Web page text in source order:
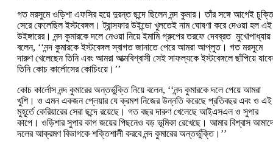
গত মরসুমে ওড়িশা এফসির হয়ে দুরন্ত ছন্দে ছিলেন নন্দ কুমার। তাঁর সঙ্গে আগেই চুক্তি
সেরে ফেলেছিল ইস্টবেঙ্গল। ট্রান্সফার উইন্ডো খুলতেই নাম ঘোষণা করে দেওয়া হল এই
উইঙ্গারের। নন্দ কুমারকে দলে নেওয়া নিয়ে ইমামি গ্রুপের তরফে দেবব্রত মুখোপাধ্যায়
বলেন, ‘‘নন্দ কুমারকে ইস্টবেঙ্গল স্বাগত জানাতে পেরে আমরা আপ্লুত। গত মরসুমে
দারুণ খেলেছেন তিনি এবং আমরা আত্মবিশ্বাসী সেই সাফল্যকে ইস্টবেঙ্গলে ছাঁপিয়ে
তিনি কোচ কার্লোসের কোচিংয়ে।’’
কোচ কার্লোস নন্দ কুমারের অন্তর্ভুক্তি নিয়ে বলেন, ‘‘নন্দ কুমারকে দলে পেয়ে আমরা
খুশি। ও এমন একজন প্লেয়ার যে ক্রমশ নিজের উন্নতি করেছে প্রতিবছর এবং ও এই
মুহূর্তে কেরিয়ারের সেরা ছন্দে রয়েছে। গত বছর দারুণ খেলেছে আইএসএল ও সুপার
কাপে। ওড়িশার সুপার কাপ জয়ের পিছনেও বড় ভূমিকা রেখেছে। আমার বিশ্বাস
দলের আক্রমণ বিভাগকে শক্তিশালী করবে নন্দ কুমারের অন্তর্ভুক্তি।’’